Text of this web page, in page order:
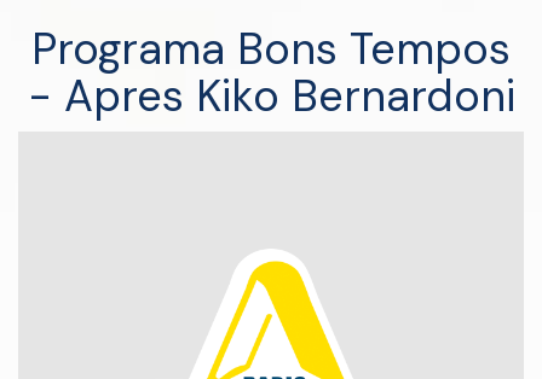
Programa Bons Tempos
- Apres Kiko Bernardoni